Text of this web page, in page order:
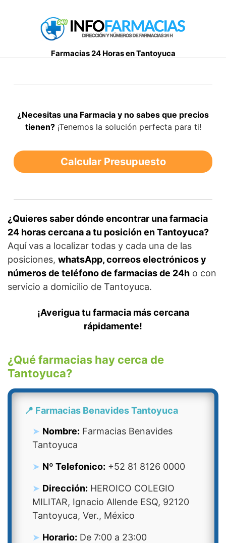
Farmacias 24 Horas en Tantoyuca
¿Necesitas una Farmacia y no sabes que precios
tienen?¡Tenemos la solución perfecta para ti!
Calcular Presupuesto
¿Quieres saber dónde encontrar una farmacia
24 horas cercana a tu posición en Tantoyuca?
Aquí vas a localizar todas y cada una de las
posiciones, whatsApp, correos electrónicos y
números de teléfono de farmacias de 24h o con
servicio a domicilio de Tantoyuca.
¡Averigua tu farmacia más cercana
rápidamente!
¿Qué farmacias hay cerca de
Tantoyuca?
📍 Farmacias Benavides Tantoyuca
Nombre: Farmacias Benavides
Tantoyuca
Nº Telefonico: +52 81 8126 0000
Dirección: HEROICO COLEGIO
MILITAR, Ignacio Allende ESQ, 92120
Tantoyuca, Ver., México
Horario: De 7:00 a 23:00